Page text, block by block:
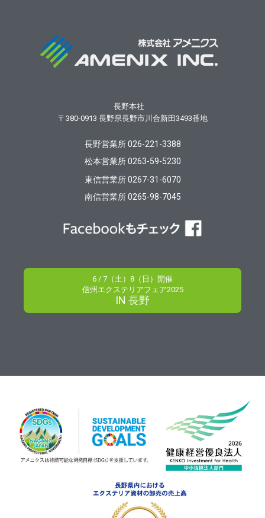
長野本社
〒380-0913 長野県長野市川合新田3493番地
長野営業所 026-221-3388
松本営業所 0263-59-5230
東信営業所 0267-31-6070
南信営業所 0265-98-7045
6 / 7（土）8（日）開催
信州エクステリアフェア2025
IN 長野